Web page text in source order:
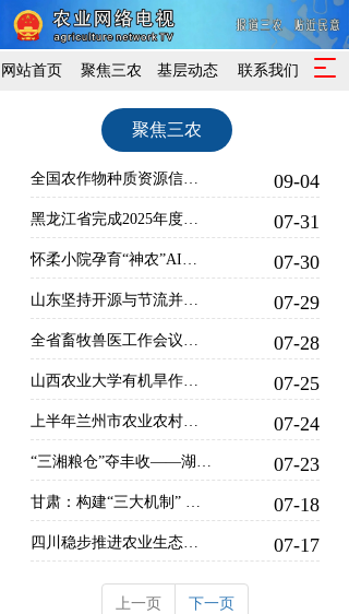
网站首页 聚焦三农 基层动态 联系我们
T
e
n
v
i
a
i
n
全国农作物种质资源信息平台上线试运行 09-04
黑龙江省完成2025年度驻村帮扶力量优化调整 7408名驻村干部奔赴乡村振兴一线 07-31
怀柔小院孕育“神农”AI农场 07-30
山东坚持开源与节流并重、增产与减损并行，推动各环节落实节粮减损 全链条节粮减损，山东有“粮”策 07-29
全省畜牧兽医工作会议暨动物疫情形势会商会在驻马店市召开 07-28
山西农业大学有机旱作农业重点实验室 牵头建设的“秸秆聚乳酸可降解地膜中试平台”启用 07-25
上半年兰州市农业农村经济稳中向好 07-24
“三湘粮仓”夺丰收——湖南半年经济观察之一 07-23
甘肃：构建“三大机制” 打通种养循环堵点 07-18
四川稳步推进农业生态资源环境保护工作 “十四五”时期 我们收获了这些成果 07-17
上一页 下一页
聚焦三农